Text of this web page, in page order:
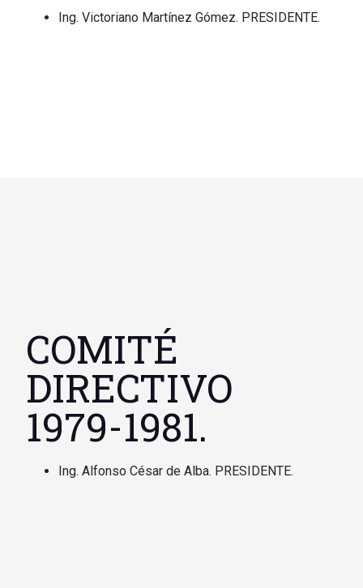
Ing. Victoriano Martínez Gómez. PRESIDENTE.
COMITÉ
DIRECTIVO
1979-1981.
Ing. Alfonso César de Alba. PRESIDENTE.